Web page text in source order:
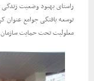
راستای بهبود وضعیت زندگی
توسعه یافتگی جوامع عنوان
معلولیت تحت حمایت سازمان